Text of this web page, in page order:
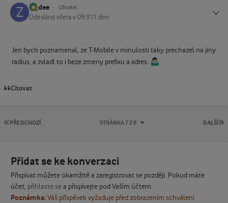
zajdee Uživatel
Odesláno včera v 09:31 1 den
Jen bych poznamenal, ze T-Mobile v minulosti taky prechazel na jiny
radius, a zvladl to i beze zmeny prefixu a adres. 🤷🏻‍♂️
Citovat
PRVNÍ STRÁNKA
PŘEDCHOZÍ DALŠÍ
STRÁNKA 7 Z 8
Přidat se ke konverzaci
Přispívat můžete okamžitě a zaregistrovat se později. Pokud máte
účet, přihlaste sea přispívejte pod Vaším účtem.
Poznámka:Váš příspěvek vyžaduje před zobrazením schválení